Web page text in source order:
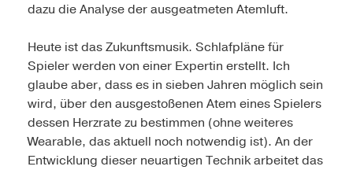
dazu die Analyse der ausgeatmeten Atemluft.
Heute ist das Zukunftsmusik. Schlafpläne für
Spieler werden von einer Expertin erstellt. Ich
glaube aber, dass es in sieben Jahren möglich sein
wird, über den ausgestoßenen Atem eines Spielers
dessen Herzrate zu bestimmen (ohne weiteres
Wearable, das aktuell noch notwendig ist). An der
Entwicklung dieser neuartigen Technik arbeitet das